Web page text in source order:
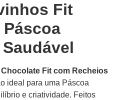
Fit
Páscoa
Fit com Recheios
ideal para uma Páscoa
e criatividade. Feitos